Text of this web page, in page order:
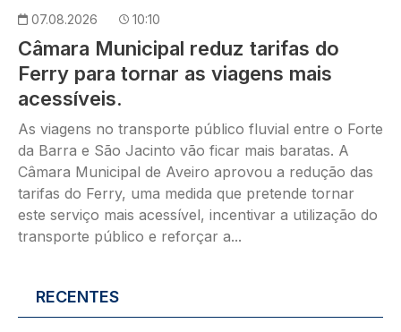
07.08.2026 10:10
Câmara Municipal reduz tarifas do
Ferry para tornar as viagens mais
acessíveis.
As viagens no transporte público fluvial entre o Forte
da Barra e São Jacinto vão ficar mais baratas. A
Câmara Municipal de Aveiro aprovou a redução das
tarifas do Ferry, uma medida que pretende tornar
este serviço mais acessível, incentivar a utilização do
transporte público e reforçar a...
RECENTES